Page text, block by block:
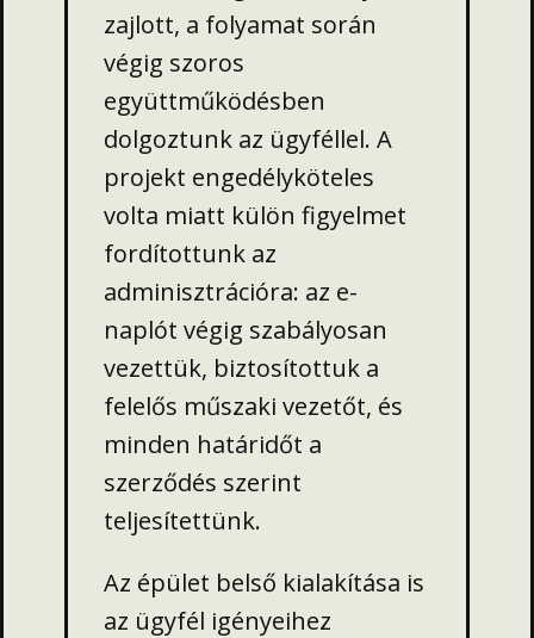
zajlott, a folyamat során
végig szoros
együttműködésben
dolgoztunk az ügyféllel. A
projekt engedélyköteles
volta miatt külön figyelmet
fordítottunk az
adminisztrációra: az e-
naplót végig szabályosan
vezettük, biztosítottuk a
felelős műszaki vezetőt, és
minden határidőt a
szerződés szerint
teljesítettünk.
Az épület belső kialakítása is
az ügyfél igényeihez